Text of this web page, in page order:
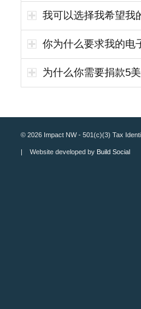
我可以选择我希望我
你为什么要求我的电
为什么你需要捐款5
© 2026 Impact NW - 501(c)(3) Tax
| Website developed by Build Social